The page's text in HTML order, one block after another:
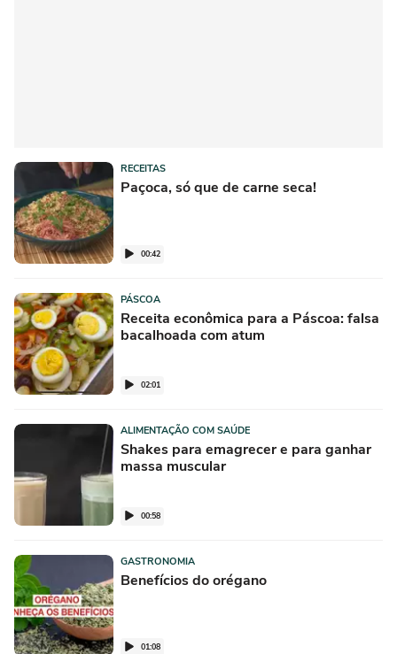
RECEITAS
Paçoca, só que de carne seca!
00:42
PÁSCOA
Receita econômica para a Páscoa: falsa
bacalhoada com atum
02:01
ALIMENTAÇÃO COM SAÚDE
Shakes para emagrecer e para ganhar
massa muscular
00:58
GASTRONOMIA
Benefícios do orégano
01:08